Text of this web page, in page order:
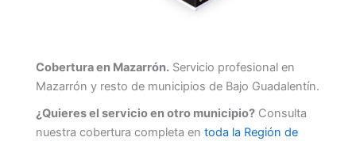
Cobertura en Mazarrón. Servicio profesional en
Mazarrón y resto de municipios de Bajo Guadalentín.
¿Quieres el servicio en otro municipio? Consulta
nuestra cobertura completa en toda la Región de